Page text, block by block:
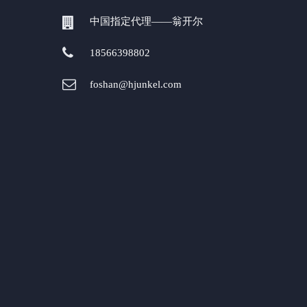
中国指定代理——翁开尔
18566398802
foshan@hjunkel.com